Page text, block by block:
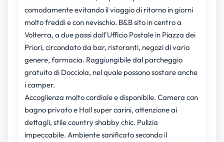
comodamente evitando il viaggio di ritorno in giorni
molto freddi e con nevischio. B&B sito in centro a
Volterra, a due passi dall'Ufficio Postale in Piazza dei
Priori, circondato da bar, ristoranti, negozi di vario
genere, farmacia. Raggiungibile dal parcheggio
gratuito di Docciola, nel quale possono sostare anche
i camper.
Accoglienza molto cordiale e disponibile. Camera con
bagno privato e Hall super carini, attenzione ai
dettagli, stile country shabby chic. Pulizia
impeccabile. Ambiente sanificato secondo il